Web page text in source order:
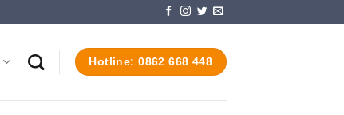
Hotline: 0862 668 448